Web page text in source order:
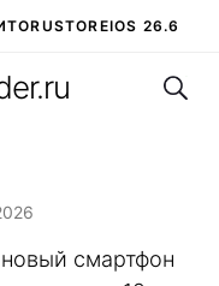
RUSTOREIOS 26.6
В ROBLOX
смартфон